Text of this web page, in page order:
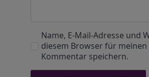
Name, E-Mail-Adresse und
diesem Browser für meinen
Kommentar speichern.